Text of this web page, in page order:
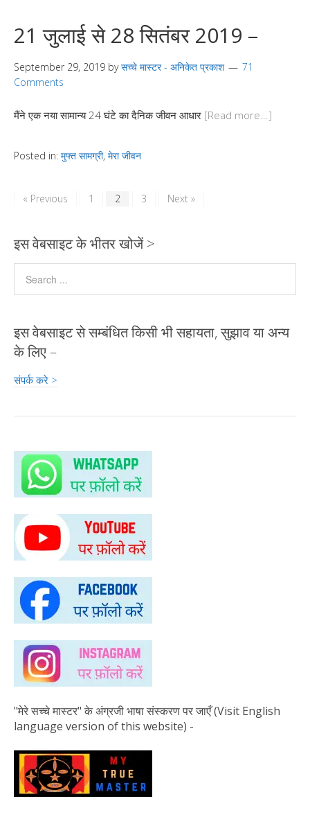
21 जुलाई से 28 सितंबर 2019 –
September 29, 2019 byसच्चे मास्टर - अनिकेत प्रकाश
71
Comments
मैंने एक नया सामान्य 24 घंटे का दैनिक जीवन आधार [Read more...]
Posted in: मुफ्त सामग्री, मेरा जीवन
« Previous 1 2 3 Next »
इस वेबसाइट के भीतर खोजें >
इस वेबसाइट से सम्बंधित किसी भी सहायता, सुझाव या अन्य
के लिए –
संपर्क करे >
"मेरे सच्चे मास्टर" के अंग्रजी भाषा संस्करण पर जाएँ (Visit English
language version of this website) -